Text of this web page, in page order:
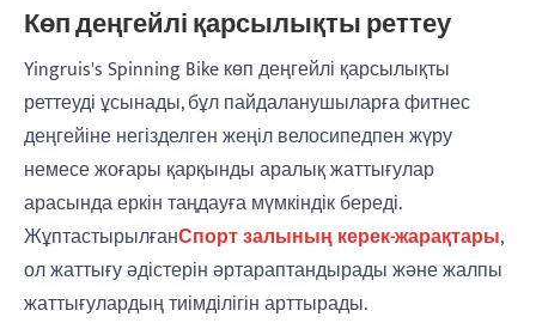
Көп деңгейлі қарсылықты реттеу
Yingruis's Spinning Bike көп деңгейлі қарсылықты
реттеуді ұсынады, бұл пайдаланушыларға фитнес
деңгейіне негізделген жеңіл велосипедпен жүру
немесе жоғары қарқынды аралық жаттығулар
арасында еркін таңдауға мүмкіндік береді.
ЖұптастырылғанСпорт залының керек-жарақтары,
ол жаттығу әдістерін әртараптандырады және жалпы
жаттығулардың тиімділігін арттырады.